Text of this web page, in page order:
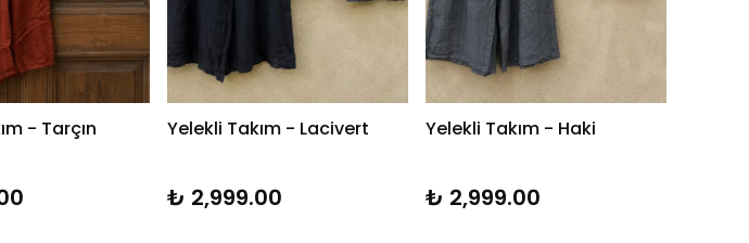
- Tarçın Yelekli Takım - Lacivert
₺ 2,999.00
Yelekli Takım - Haki
₺ 2,999.00